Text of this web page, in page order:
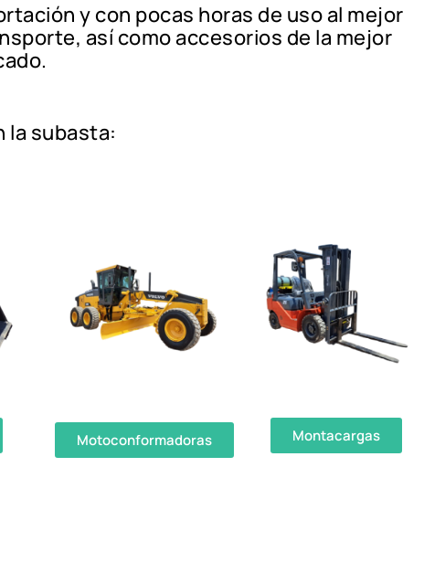
y con pocas horas de uso al mejor
así como accesorios de la mejor
la subasta:
Motoconformadoras Montacargas